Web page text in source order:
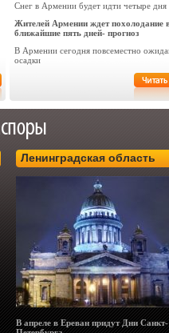
Снег в Армении будет идти четыре дня
Жителей Армении ждет похолодание
ближайшие пять дней- прогноз
В Армении сегодня повсеместно
осадки
Ленинградская область
В апреле в Ереван придут Дни Санкт-